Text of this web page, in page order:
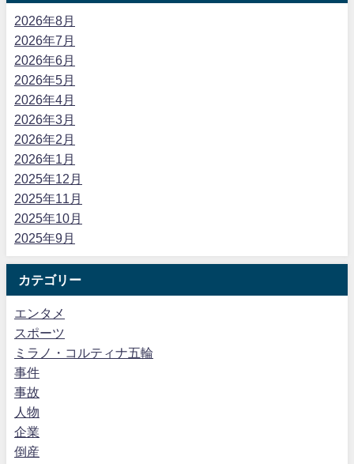
2026年8月
2026年7月
2026年6月
2026年5月
2026年4月
2026年3月
2026年2月
2026年1月
2025年12月
2025年11月
2025年10月
2025年9月
カテゴリー
エンタメ
スポーツ
ミラノ・コルティナ五輪
事件
事故
人物
企業
倒産